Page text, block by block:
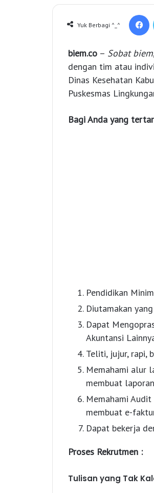
Yuk Berbagi ^_^
biem.co – Sobat biem
dengan tim atau
Dinas Kesehatan
Puskesmas
Bagi Anda yang
Pendidikan
Diutamakan
Dapat
Akuntansi
Teliti, jujur, rapi,
Memahami alur
membuat
Memahami Audit
membuat e-
Dapat bekerja
Proses Rekrutmen :
Tulisan yang Tak